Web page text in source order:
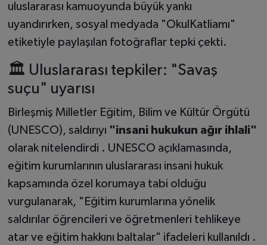
uluslararası kamuoyunda büyük yankı
uyandırırken, sosyal medyada "OkulKatliamı"
etiketiyle paylaşılan fotoğraflar tepki çekti.
🏛️ Uluslararası tepkiler: "Savaş
suçu" uyarısı
Birleşmiş Milletler Eğitim, Bilim ve Kültür Örgütü
(UNESCO), saldırıyı "insani hukukun ağır ihlali"
olarak nitelendirdi . UNESCO açıklamasında,
eğitim kurumlarının uluslararası insani hukuk
kapsamında özel korumaya tabi olduğu
vurgulanarak, "Eğitim kurumlarına yönelik
saldırılar öğrencileri ve öğretmenleri tehlikeye
atar ve eğitim hakkını baltalar" ifadeleri kullanıldı .